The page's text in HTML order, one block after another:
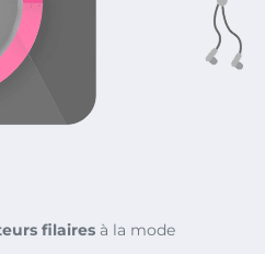
filaires à la mode